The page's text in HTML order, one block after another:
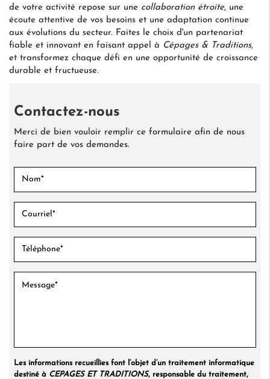
de votre activité repose sur une collaboration étroite, une
écoute attentive de vos besoins et une adaptation continue
aux évolutions du secteur. Faites le choix d'un partenariat
fiable et innovant en faisant appel à Cépages & Traditions,
et transformez chaque défi en une opportunité de croissance
durable et fructueuse.
Contactez-nous
Merci de bien vouloir remplir ce formulaire afin de nous
faire part de vos demandes.
Les informations recueillies font l’objet d’un traitement informatique
destiné à CEPAGES ET TRADITIONS, responsable du traitement,